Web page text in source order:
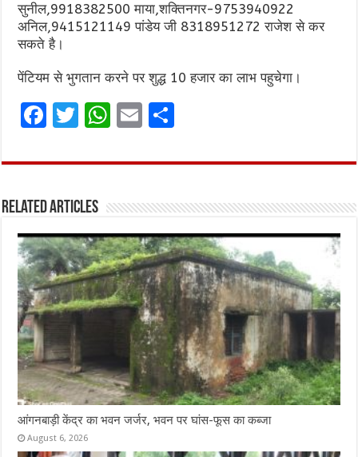
सुनील,9918382500 माया,शक्तिनगर-9753940922
अनिल,9415121149 पांडेय जी 8318951272 राजेश से कर
सकते है।
पेंटियम से भुगतान करने पर शुद्ध 10 हजार का लाभ पहुचेगा।
F
ce
o
o
k
T
it
r
W
at
A
p
p
E
ai ar
Related Articles
आंगनबाड़ी केंद्र का भवन जर्जर, भवन पर घांस-फूस का कब्जा
August 6, 2026